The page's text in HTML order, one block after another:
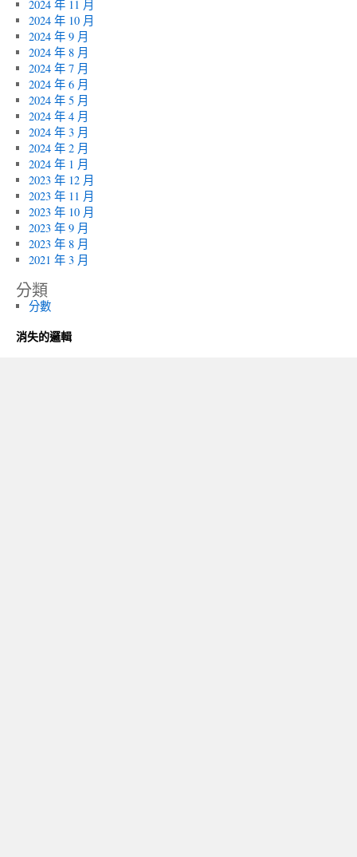
2024 年 11 月
2024 年 10 月
2024 年 9 月
2024 年 8 月
2024 年 7 月
2024 年 6 月
2024 年 5 月
2024 年 4 月
2024 年 3 月
2024 年 2 月
2024 年 1 月
2023 年 12 月
2023 年 11 月
2023 年 10 月
2023 年 9 月
2023 年 8 月
2021 年 3 月
分類
分數
消失的邏輯